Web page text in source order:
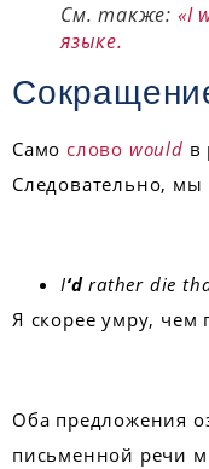
См. также: «I
языке.
Само слово would в
Следовательно, мы
I‘drather die
Я скорее умру, чем
Оба предложения
письменной речи